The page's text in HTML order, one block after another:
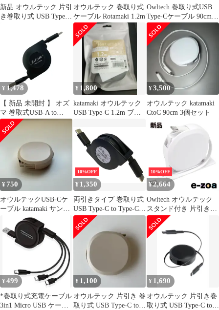
新品 オウルテック 片引
き巻取り式 USB Type-C
PD60W データ通信対応
温度センサー搭載
katamaki 巻き取り Type-
Cケーブル iPhone 17 シ
リーズ / 16 シリーズ
/15 シリーズ/スマート
フ
オウルテック 巻取り式
ケーブル Rotamaki 1.2m
Owltech 巻取り式USB
Type-Cケーブル 90cm
ブラック
¥ 1,478
【 新品 未開封 】 オズ
マ 巻取式USB-A to
Type-Cケーブル 90cm
ブラック ［Quick
Charge対応］ UDR-
3C01K 未使用 送料無料
¥ 1,800
katamaki オウルテック
USB Type-C 1.2m ブラ
¥3,500
オウルテック katamaki
CtoC 90cm 3個セット
¥ 750
オウルテックUSB-Cケ
ーブル katamaki サンド
ベージュ
10%OFF
¥ 1,350
両引きタイプ 巻取り式
USB Type-C to Type-Cケ
ーブル 1.0m PD60W 急
速充電 データ転送
480Mbps USB2.0 軽量
コンパクト 温度センサ
ー 静音 巻取り iPhone
16 / 16 Plus / 16 P [ブラ
ック]
10%OFF
¥2,664
Owltech オウルテック
スタンド付き 片引き巻
取り式 katamaki PD60W
CtoC OWL-
CBKRDCC12-WH
(2668059)
¥ 499
*巻取り式充電ケーブル
3in1 Micro USB ケーブ
¥ 1,100
オウルテック 片引き 巻
取り式 USB Type-C to C
¥ 1,690
オウルテック 片引き巻
取り式 USB Type-C to C